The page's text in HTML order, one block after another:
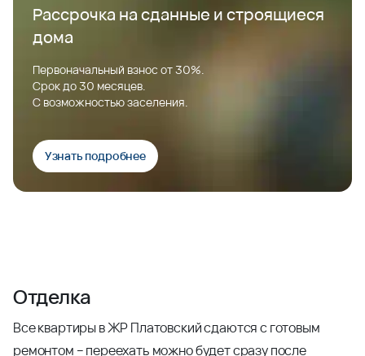
Рассрочка на сданные и строящиеся
дома
Первоначальный взнос от 30%.
Срок до 30 месяцев.
С возможностью заселения.
Узнать подробнее
Отделка
Все квартиры в ЖР Платовский сдаются с готовым
ремонтом – переехать можно будет сразу после